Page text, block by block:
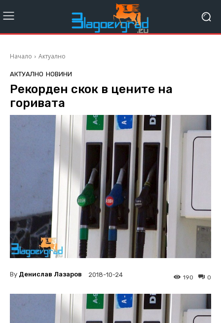
Начало Актуално
АКТУАЛНО НОВИНИ
Рекорден скок в цените на
горивата
By Денислав Лазаров 2018-10-24 0
190